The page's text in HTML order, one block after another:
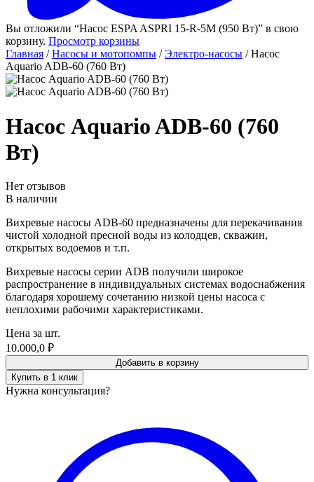
Вы отложили “Насос ESPA ASPRI 15-R-5M (950 Вт)” в свою
корзину. Просмотр корзины
Главная /Насосы и мотопомпы /Электро-насосы / Насос
Aquario ADB-60 (760 Вт)
Насос Aquario ADB-60 (760
Вт)
Нет отзывов
В наличии
Вихревые насосы ADB-60 предназначены для перекачивания
чистой холодной пресной воды из колодцев, скважин,
открытых водоемов и т.п.
Вихревые насосы серии ADB получили широкое
распространение в индивидуальных системах водоснабжения
благодаря хорошему сочетанию низкой цены насоса с
неплохими рабочими характеристиками.
Цена за шт.
10.000,0 ₽
Добавить в корзину
Купить в 1 клик
Нужна консультация?